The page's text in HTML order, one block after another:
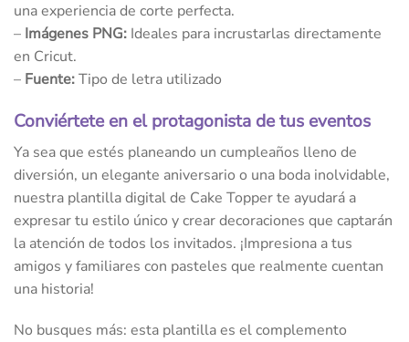
una experiencia de corte perfecta.
– Imágenes PNG: Ideales para incrustarlas directamente
en Cricut.
– Fuente:Tipo de letra utilizado
Conviértete en el protagonista de tus eventos
Ya sea que estés planeando un cumpleaños lleno de
diversión, un elegante aniversario o una boda inolvidable,
nuestra plantilla digital de Cake Topper te ayudará a
expresar tu estilo único y crear decoraciones que captarán
la atención de todos los invitados. ¡Impresiona a tus
amigos y familiares con pasteles que realmente cuentan
una historia!
No busques más: esta plantilla es el complemento